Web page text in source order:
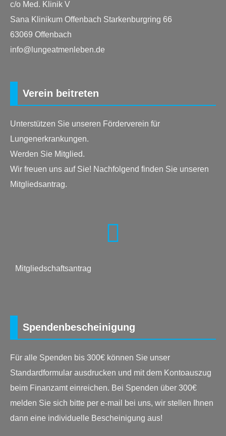
c/o Med. Klinik V
Sana Klinikum Offenbach Starkenburgring 66
63069 Offenbach
info@lungeatmenleben.de
Verein beitreten
Unterstützen Sie unseren Förderverein für
Lungenerkrankungen.
Werden Sie Mitglied.
Wir freuen uns auf Sie! Nachfolgend finden Sie unseren
Mitgliedsantrag.
Mitgliedschaftsantrag
Spendenbescheinigung
Für alle Spenden bis 300€ können Sie unser
Standardformular ausdrucken und mit dem Kontoauszug
beim Finanzamt einreichen. Bei Spenden über 300€
melden Sie sich bitte per e-mail bei uns, wir stellen Ihnen
dann eine individuelle Bescheinigung aus!